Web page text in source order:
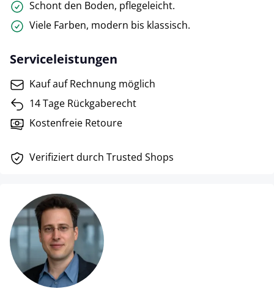
Schont den Boden, pflegeleicht.
Viele Farben, modern bis klassisch.
Serviceleistungen
Kauf auf Rechnung möglich
14 Tage Rückgaberecht
Kostenfreie Retoure
Verifiziert durch Trusted Shops